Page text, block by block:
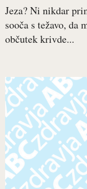
Jeza? Ni nikdar
sooča s težavo, da
občutek krivde...